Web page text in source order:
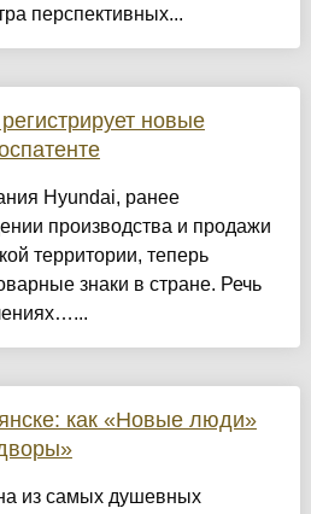
перспективных...
новые
Hyundai, ранее
производства и продажи
территории, теперь
знаки в стране. Речь
как «Новые люди»
из самых душевных